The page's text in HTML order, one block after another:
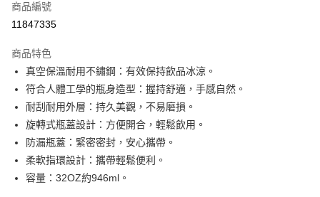
超商取貨付款
運送方式
全家取貨付款
每筆NT$80，滿NT$599(含以上)免運費
付款後全家取貨
每筆NT$80，滿NT$599(含以上)免運費
商品編號
11847335
商品特色
真空保溫耐用不鏽鋼：有效保持飲品冰涼。
符合人體工學的瓶身造型：握持舒適，手感自然。
耐刮耐用外層：持久美觀，不易磨損。
旋轉式瓶蓋設計：方便開合，輕鬆飲用。
防漏瓶蓋：緊密密封，安心攜帶。
柔軟指環設計：攜帶輕鬆便利。
容量：32OZ約946ml。